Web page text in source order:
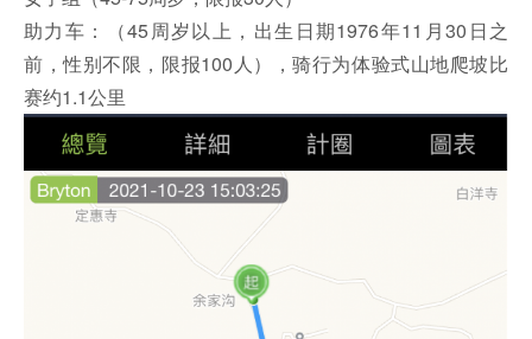
助力车：（45周岁以上，出生日期1976年11月30日之
前，性别不限，限报100人），骑行为体验式山地爬坡比
赛约1.1公里